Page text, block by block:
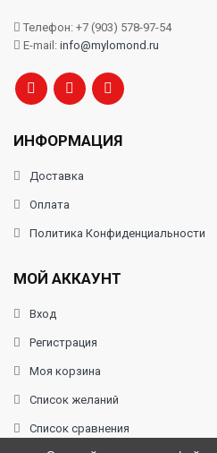
Телефон: +7 (903) 578-97-54
E-mail: info@mylomond.ru
ИНФОРМАЦИЯ
Доставка
Оплата
Политика Конфиденциальности
МОЙ АККАУНТ
Вход
Регистрация
Моя корзина
Список желаний
Список сравнения